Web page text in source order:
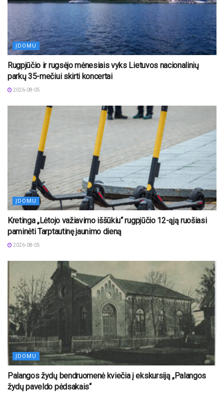
ĮDOMU
Rugpjūčio ir rugsėjo mėnesiais vyks Lietuvos nacionalinių
parkų 35-mečiui skirti koncertai
2026-08-05
ĮDOMU
Kretinga „Lėtojo važiavimo iššūkiu“ rugpjūčio 12-ąją ruošiasi
paminėti Tarptautinę jaunimo dieną
2026-08-05
ĮDOMU
Palangos žydų bendruomenė kviečia į ekskursiją „Palangos
žydų paveldo pėdsakais“